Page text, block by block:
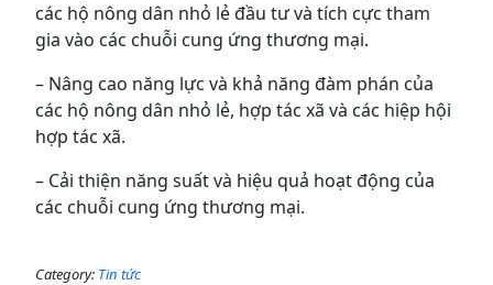
các hộ nông dân nhỏ lẻ đầu tư và tích cực tham
gia vào các chuỗi cung ứng thương mại.
– Nâng cao năng lực và khả năng đàm phán của
các hộ nông dân nhỏ lẻ, hợp tác xã và các hiệp hội
hợp tác xã.
– Cải thiện năng suất và hiệu quả hoạt động của
các chuỗi cung ứng thương mại.
Category: Tin tức